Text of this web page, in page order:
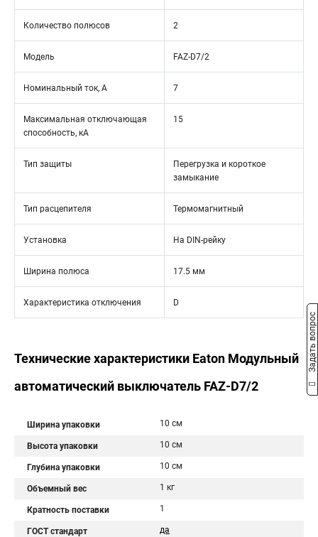
Количество полюсов 2
Модель FAZ-D7/2
Номинальный ток, А 7
Максимальная отключающая
способность, кА
15
Тип защиты
Перегрузка и короткое
замыкание
Тип расцепителя Термомагнитный
Установка На DIN-рейку
Ширина полюса 17.5 мм
Характеристика отключения D
Технические характеристики Eaton Модульный
автоматический выключатель FAZ-D7/2
Ширина упаковки 10 см
Высота упаковки 10 см
Глубина упаковки 10 см
Объемный вес 1 кг
Кратность поставки 1
ГОСТ стандарт да
Задать вопрос